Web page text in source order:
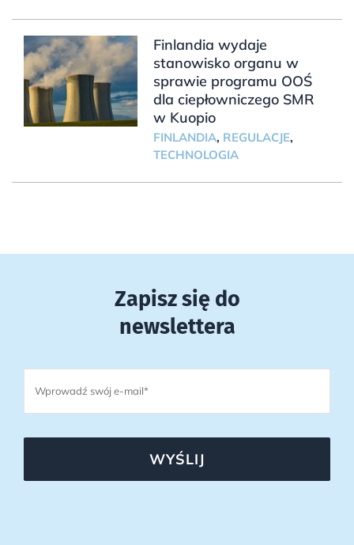
Finlandia wydaje
stanowisko organu w
sprawie programu OOŚ
dla ciepłowniczego SMR
w Kuopio
FINLANDIA, REGULACJE,
TECHNOLOGIA
Zapisz się do
newslettera
WYŚLIJ